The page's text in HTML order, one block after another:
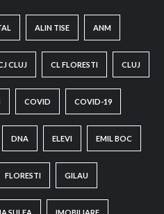
ALIN TISE ANM
CLUJ CL FLORESTI CLUJ
COVID COVID-19
DNA ELEVI EMIL BOC
FLORESTI GILAU